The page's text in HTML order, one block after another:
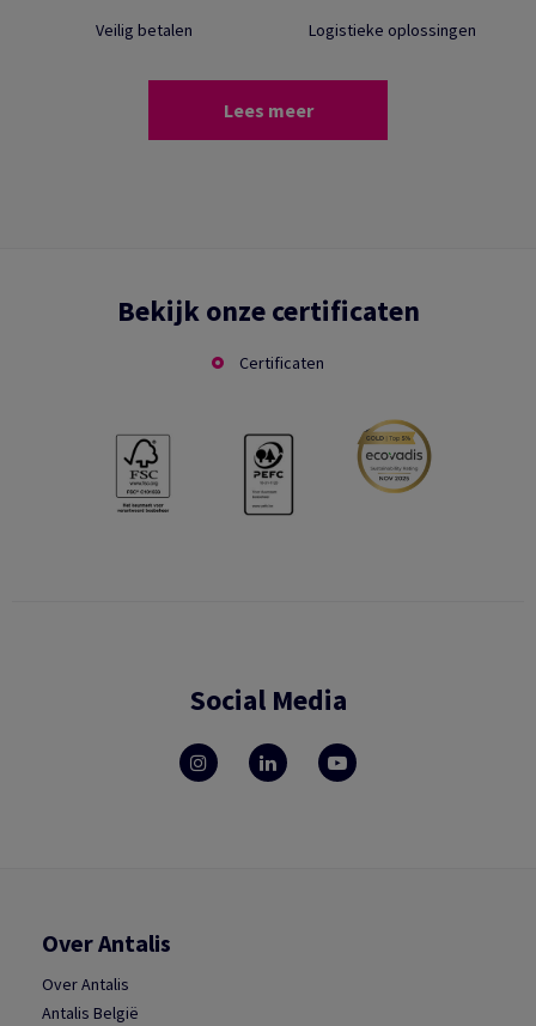
Veilig betalen Logistieke oplossingen
Lees meer
Bekijk onze certificaten
Certificaten
Social Media
Over Antalis
Over Antalis
Antalis België